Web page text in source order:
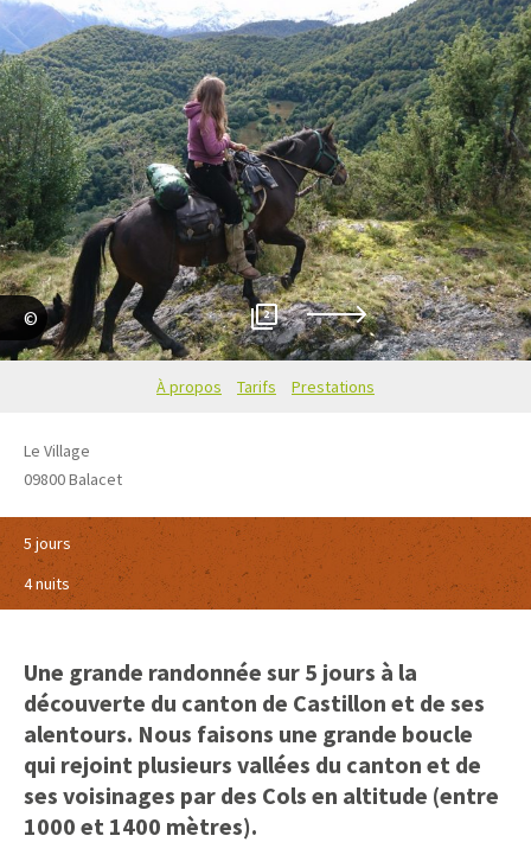
Chantal Hainbach 2
À propos Tarifs Prestations
Le Village
09800Balacet
5 jours
4 nuits
Une grande randonnée sur 5 jours à la
découverte du canton de Castillon et de ses
alentours. Nous faisons une grande boucle
qui rejoint plusieurs vallées du canton et de
ses voisinages par des Cols en altitude (entre
1000 et 1400 mètres).